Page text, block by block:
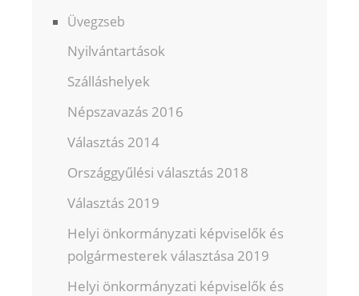
Üvegzseb
Nyilvántartások
Szálláshelyek
Népszavazás 2016
Választás 2014
Országgyűlési választás 2018
Választás 2019
Helyi önkormányzati képviselők és
polgármesterek választása 2019
Helyi önkormányzati képviselők és